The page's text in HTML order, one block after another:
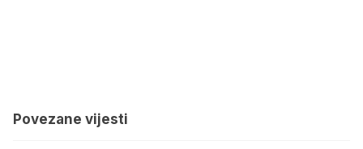
Povezane vijesti